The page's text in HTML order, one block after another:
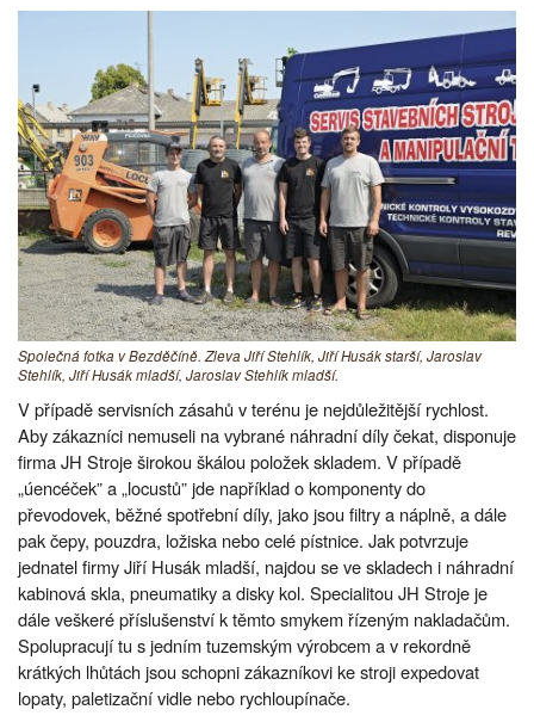
Společná fotka v Bezděčíně. Zleva Jiří Stehlík, Jiří Husák starší, Jaroslav
Stehlík, Jiří Husák mladší, Jaroslav Stehlík mladší.
V případě servisních zásahů v terénu je nejdůležitější rychlost.
Aby zákazníci nemuseli na vybrané náhradní díly čekat, disponuje
firma JH Stroje širokou škálou položek skladem. V případě
„úencéček” a „locustů” jde například o komponenty do
převodovek, běžné spotřební díly, jako jsou filtry a náplně, a dále
pak čepy, pouzdra, ložiska nebo celé pístnice. Jak potvrzuje
jednatel firmy Jiří Husák mladší, najdou se ve skladech i náhradní
kabinová skla, pneumatiky a disky kol. Specialitou JH Stroje je
dále veškeré příslušenství k těmto smykem řízeným nakladačům.
Spolupracují tu s jedním tuzemským výrobcem a v rekordně
krátkých lhůtách jsou schopni zákazníkovi ke stroji expedovat
lopaty, paletizační vidle nebo rychloupínače.